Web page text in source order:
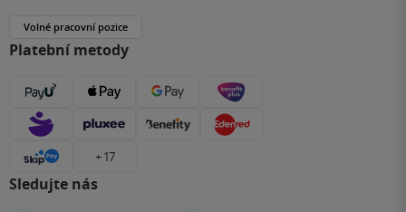
Volné pracovní pozice
Platební metody
+ 17
Sledujte nás